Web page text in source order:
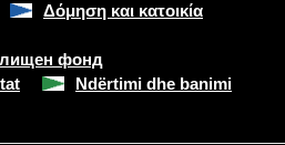
Δόμηση και κατοικία
фонд
Ndërtimi dhe banimi